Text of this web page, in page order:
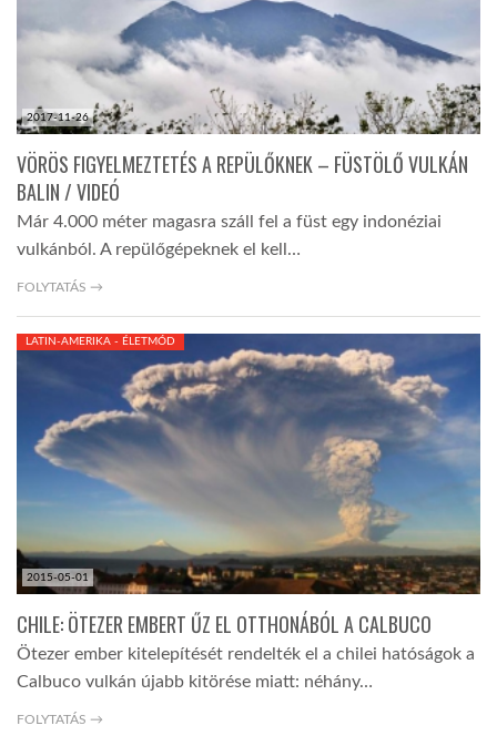
A VILÁG ITTHON
GLOBOTV BP
TROPICALMAGAZIN
GLOBOTV
AFRIKA TUDÁSTÁR
LINKTR.EE
2017-11-26
VÖRÖS FIGYELMEZTETÉS A REPÜLŐKNEK – FÜSTÖLŐ VULKÁN
BALIN / VIDEÓ
Már 4.000 méter magasra száll fel a füst egy indonéziai
vulkánból. A repülőgépeknek el kell…
FOLYTATÁS →
2015-05-01
LATIN-AMERIKA - ÉLETMÓD
CHILE: ÖTEZER EMBERT ŰZ EL OTTHONÁBÓL A CALBUCO
Ötezer ember kitelepítését rendelték el a chilei hatóságok a
Calbuco vulkán újabb kitörése miatt: néhány…
FOLYTATÁS →